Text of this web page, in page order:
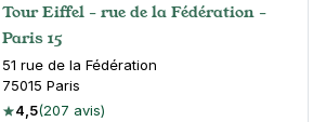
Tour Eiffel - rue de la Fédération -
Paris 15
51 rue de la Fédération
75015 Paris
4,5(207 avis)